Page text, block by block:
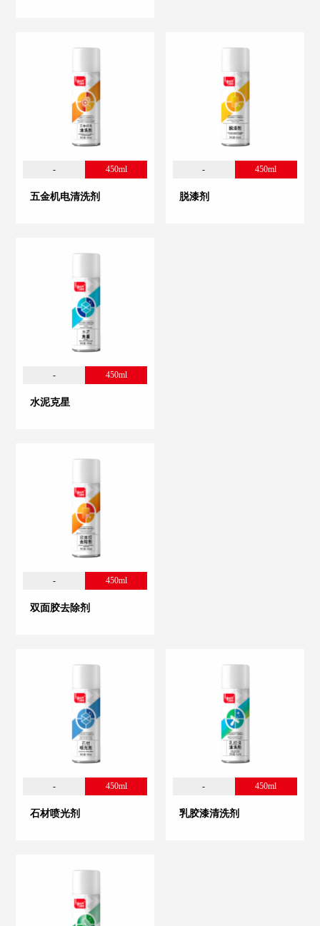
- 450ml
五金机电清洗剂
- 450ml
脱漆剂
- 450ml
水泥克星
- 450ml
双面胶去除剂
- 450ml
石材喷光剂
- 450ml
乳胶漆清洗剂